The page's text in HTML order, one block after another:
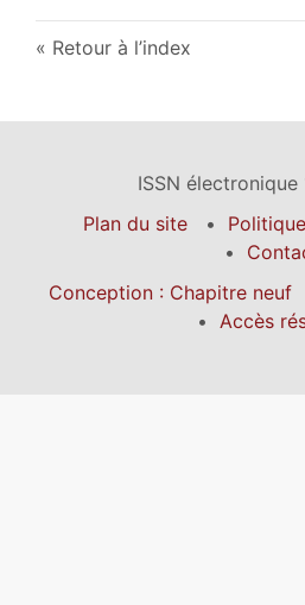
Retour à l’index
ISSN électronique
Plan du site
Conception : Chapitre neuf
Accès